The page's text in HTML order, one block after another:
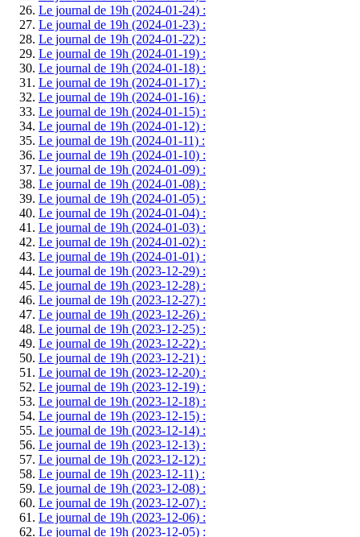
Le journal de 19h (2024-01-24) :
Le journal de 19h (2024-01-23) :
Le journal de 19h (2024-01-22) :
Le journal de 19h (2024-01-19) :
Le journal de 19h (2024-01-18) :
Le journal de 19h (2024-01-17) :
Le journal de 19h (2024-01-16) :
Le journal de 19h (2024-01-15) :
Le journal de 19h (2024-01-12) :
Le journal de 19h (2024-01-11) :
Le journal de 19h (2024-01-10) :
Le journal de 19h (2024-01-09) :
Le journal de 19h (2024-01-08) :
Le journal de 19h (2024-01-05) :
Le journal de 19h (2024-01-04) :
Le journal de 19h (2024-01-03) :
Le journal de 19h (2024-01-02) :
Le journal de 19h (2024-01-01) :
Le journal de 19h (2023-12-29) :
Le journal de 19h (2023-12-28) :
Le journal de 19h (2023-12-27) :
Le journal de 19h (2023-12-26) :
Le journal de 19h (2023-12-25) :
Le journal de 19h (2023-12-22) :
Le journal de 19h (2023-12-21) :
Le journal de 19h (2023-12-20) :
Le journal de 19h (2023-12-19) :
Le journal de 19h (2023-12-18) :
Le journal de 19h (2023-12-15) :
Le journal de 19h (2023-12-14) :
Le journal de 19h (2023-12-13) :
Le journal de 19h (2023-12-12) :
Le journal de 19h (2023-12-11) :
Le journal de 19h (2023-12-08) :
Le journal de 19h (2023-12-07) :
Le journal de 19h (2023-12-06) :
Le journal de 19h (2023-12-05) :